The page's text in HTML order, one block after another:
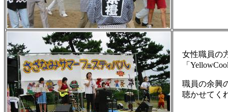
女性職員の
「
職員の余興
聴かせてく